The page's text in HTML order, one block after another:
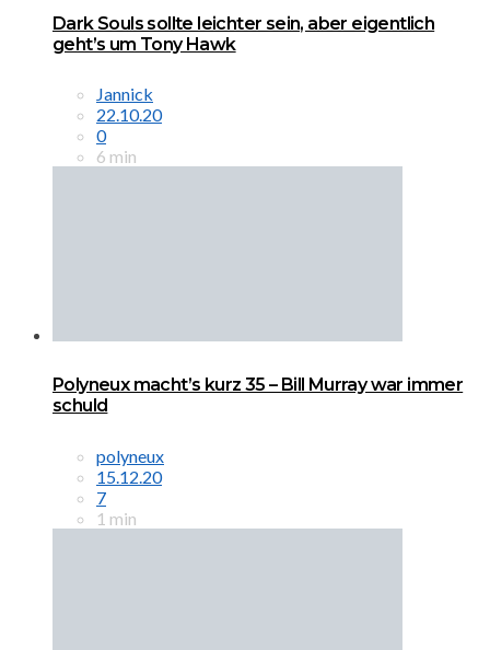
Dark Souls sollte leichter sein, aber eigentlich
geht’s um Tony Hawk
Jannick
22.10.20
0
6 min
Polyneux macht’s kurz 35 – Bill Murray war immer
schuld
polyneux
15.12.20
7
1 min